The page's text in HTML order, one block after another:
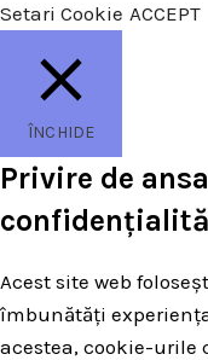
Setari Cookie ACCEPT
ÎNCHIDE
Privire de
Acest site web
îmbunătăți
acestea, cookie-urile